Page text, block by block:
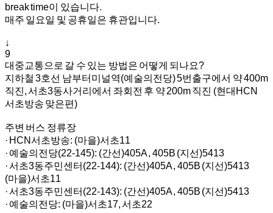
break time이 있습니다.
매주 일요일 및 공휴일은 휴관입니다.
↓
9
대중교통으로 갈 수 있는 방법은 어떻게 되나요?
지하철 3호선 남부터미널역(예술의전당) 5번출구에서 약 400m
직진, 서초3동사거리에서 좌회전 후 약 200m 직진 (현대HCN
서초방송 맞은편)
주변 버스 정류장
· HCN서초방송: (마을)서초11
· 예술의전당(22-145): (간선)405A , 405B (지선)5413
· 서초3동주민센터(22-144): (간선)405A , 405B (지선)5413
(마을)서초11
· 서초3동주민센터(22-143): (간선)405A , 405B (지선)5413
· 예술의전당: (마을)서초17, 서초22